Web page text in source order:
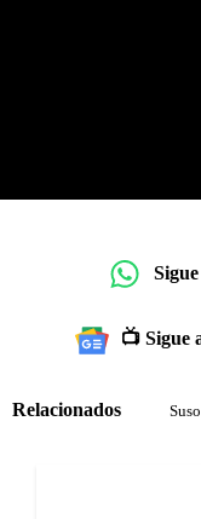
📺 Sigue
Relacionados